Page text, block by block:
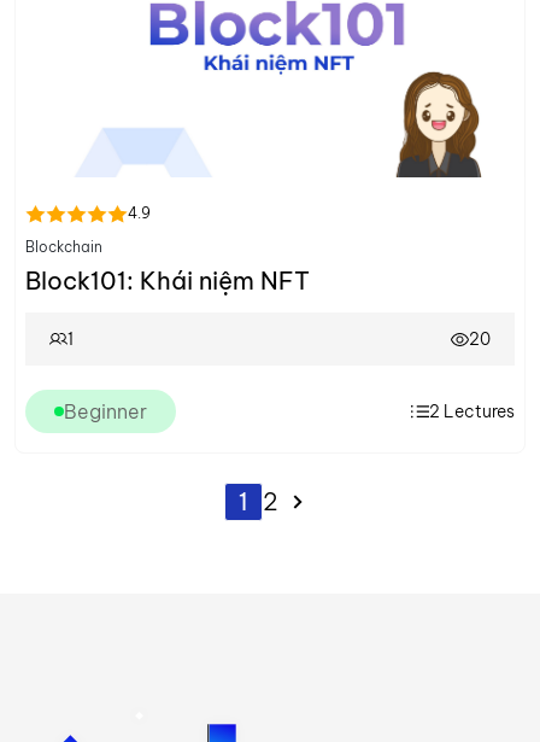
4.9
Blockchain
Block101: Khái niệm NFT
1 20
Beginner 2 Lectures
1 2